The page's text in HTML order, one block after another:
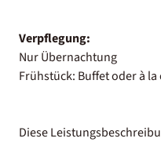
Verpflegung:
Nur Übernachtung
Frühstück: Buffet oder à
Diese